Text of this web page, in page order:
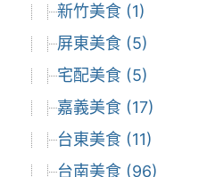
新竹美食 (1)
屏東美食 (5)
宅配美食 (5)
嘉義美食 (17)
台東美食 (11)
台南美食 (96)